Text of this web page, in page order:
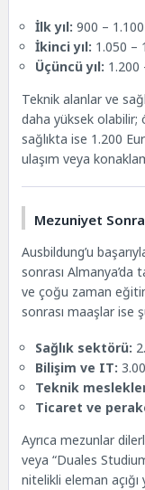
İlk yıl: 900 –
İkinci yıl: 1.050 –
Üçüncü yıl: 1.200
Teknik alanlar ve
daha yüksek olabilir;
sağlıkta ise 1.200
ulaşım veya
Mezuniyet
Ausbildung’u
sonrası Almanya’da
ve çoğu zaman
sonrası maaşlar ise
Sağlık sektörü:
Bilişim ve IT:
Teknik
Ticaret ve
Ayrıca mezunlar
veya “Duales
nitelikli eleman